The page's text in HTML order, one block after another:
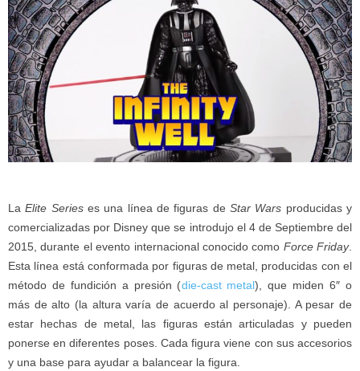
LaElite Serieses una línea de figuras deStar Wars producidas y
comercializadas por Disney que se introdujo el 4 de Septiembre del
2015, durante el evento internacional conocido como Force Friday.
Esta línea está conformada por figuras de metal, producidas con el
método de fundición a presión (die-cast metal), que miden 6″ o
más de alto (la altura varía de acuerdo al personaje). A pesar de
estar hechas de metal, las figuras están articuladas y pueden
ponerse en diferentes poses. Cada figura viene con sus accesorios
y una base para ayudar a balancear la figura.